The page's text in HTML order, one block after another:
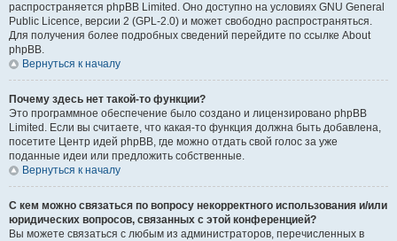
распространяется phpBB Limited. Оно доступно на условиях GNU General
Public Licence, версии 2 (GPL-2.0) и может свободно распространяться.
Для получения более подробных сведений перейдите по ссылке About
phpBB.
Вернуться к началу
Почему здесь нет такой-то функции?
Это программное обеспечение было создано и лицензировано phpBB
Limited. Если вы считаете, что какая-то функция должна быть добавлена,
посетите Центр идей phpBB, где можно отдать свой голос за уже
поданные идеи или предложить собственные.
Вернуться к началу
С кем можно связаться по вопросу некорректного использования и/или
юридических вопросов, связанных с этой конференцией?
Вы можете связаться с любым из администраторов, перечисленных в